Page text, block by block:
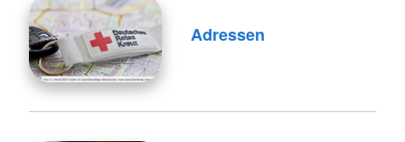
Adressen